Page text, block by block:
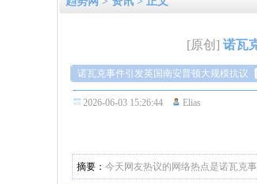
[原创] 诺瓦
诺瓦克事件引发英国南安普顿大规模抗议
2026-06-03 15:26:44 Elias
摘要： 今天网友热议的网络热点是诺瓦克